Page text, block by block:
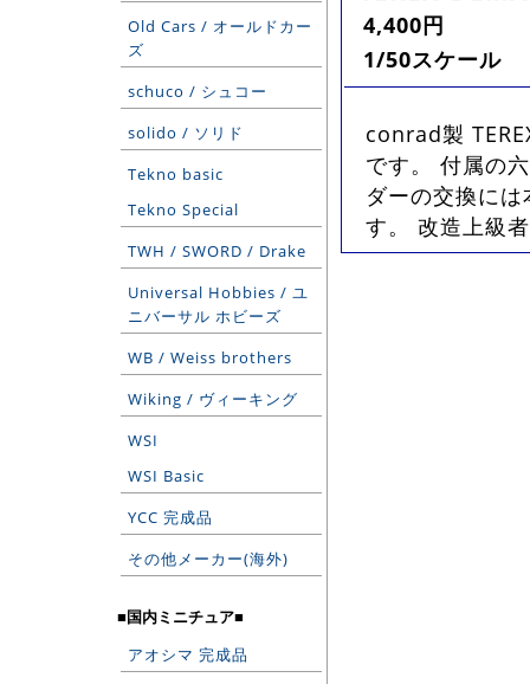
Old Cars / オールドカー
ズ
schuco / シュコー
solido / ソリド
Tekno basic
Tekno Special
TWH / SWORD / Drake
Universal Hobbies / ユ
ニバーサル ホビーズ
WB / Weiss brothers
Wiking / ヴィーキング
WSI
WSI Basic
YCC 完成品
その他メーカー(海外)
■国内ミニチュア■
アオシマ 完成品
4,400円
1/50スケール
conrad製
です。 付属の
ダーの交換に
す。 改造上級